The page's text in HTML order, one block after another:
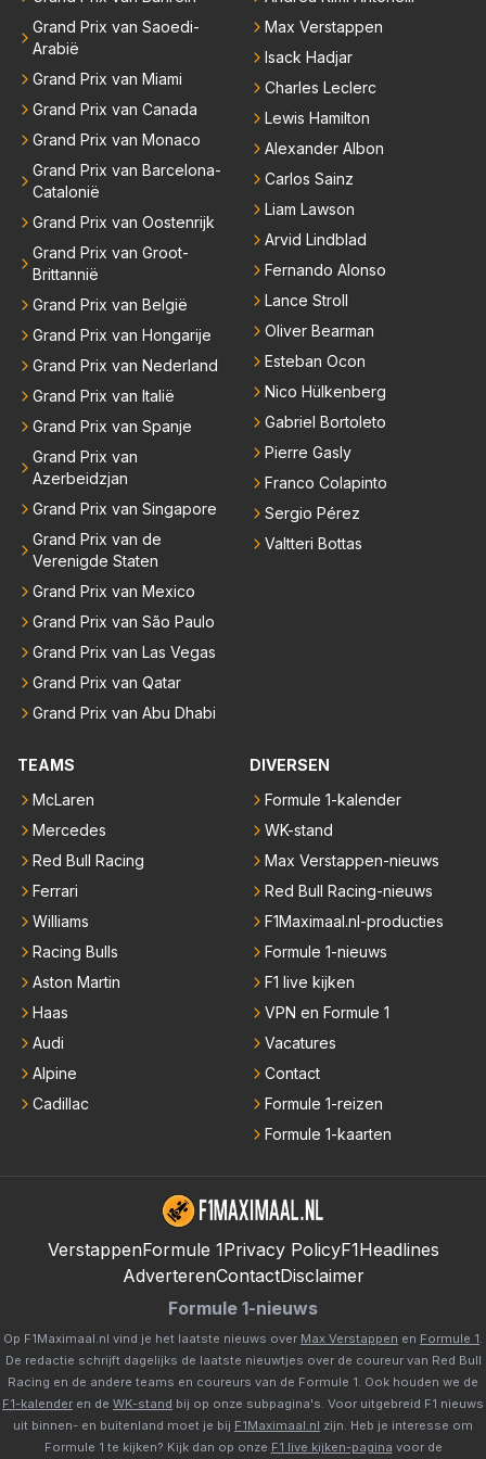
Grand Prix van Saoedi-
Arabië
Grand Prix van Miami
Grand Prix van Canada
Grand Prix van Monaco
Grand Prix van Barcelona-
Catalonië
Grand Prix van Oostenrijk
Grand Prix van Groot-
Brittannië
Grand Prix van België
Grand Prix van Hongarije
Grand Prix van Nederland
Grand Prix van Italië
Grand Prix van Spanje
Grand Prix van
Azerbeidzjan
Grand Prix van Singapore
Grand Prix van de
Verenigde Staten
Grand Prix van Mexico
Grand Prix van São Paulo
Grand Prix van Las Vegas
Grand Prix van Qatar
Grand Prix van Abu Dhabi
Max Verstappen
Isack Hadjar
Charles Leclerc
Lewis Hamilton
Alexander Albon
Carlos Sainz
Liam Lawson
Arvid Lindblad
Fernando Alonso
Lance Stroll
Oliver Bearman
Esteban Ocon
Nico Hülkenberg
Gabriel Bortoleto
Pierre Gasly
Franco Colapinto
Sergio Pérez
Valtteri Bottas
TEAMS
McLaren
Mercedes
Red Bull Racing
Ferrari
Williams
Racing Bulls
Aston Martin
Haas
Audi
Alpine
Cadillac
DIVERSEN
Formule 1-kalender
WK-stand
Max Verstappen-nieuws
Red Bull Racing-nieuws
F1Maximaal.nl-producties
Formule 1-nieuws
F1 live kijken
VPN en Formule 1
Vacatures
Contact
Formule 1-reizen
Formule 1-kaarten
VerstappenFormule 1Privacy PolicyF1Headlines
AdverterenContactDisclaimer
Formule 1-nieuws
Op F1Maximaal.nl vind je het laatste nieuws over Max Verstappen en Formule 1.
De redactie schrijft dagelijks de laatste nieuwtjes over de coureur van Red Bull
Racing en de andere teams en coureurs van de Formule 1. Ook houden we de
F1-kalender en de WK-stand bij op onze subpagina's. Voor uitgebreid F1 nieuws
uit binnen- en buitenland moet je bij F1Maximaal.nl zijn. Heb je interesse om
Formule 1 te kijken? Kijk dan op onze F1 live kijken-pagina voor de